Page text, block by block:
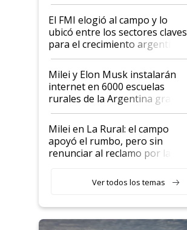
de Milei
El FMI elogió al campo y lo
ubicó entre los sectores claves
para el crecimiento argentino
Milei y Elon Musk instalarán
internet en 6000 escuelas
rurales de la Argentina gracias
a un acuerdo con Starlink
Milei en La Rural: el campo
apoyó el rumbo, pero sin
renunciar al reclamo por las
Ver todos los temas